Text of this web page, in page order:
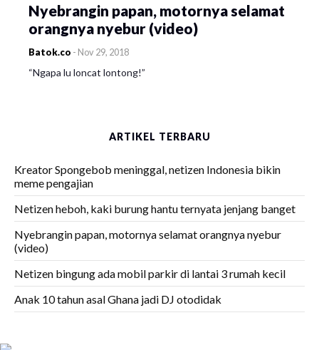
Nyebrangin papan, motornya selamat
orangnya nyebur (video)
Batok.co - Nov 29, 2018
“Ngapa lu loncat lontong!”
ARTIKEL TERBARU
Kreator Spongebob meninggal, netizen Indonesia bikin
meme pengajian
Netizen heboh, kaki burung hantu ternyata jenjang banget
Nyebrangin papan, motornya selamat orangnya nyebur
(video)
Netizen bingung ada mobil parkir di lantai 3 rumah kecil
Anak 10 tahun asal Ghana jadi DJ otodidak